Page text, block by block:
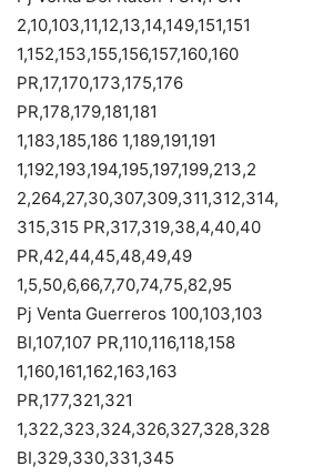
2,10,103,11,12,13,14,149,151,151
1,152,153,155,156,157,160,160
PR,17,170,173,175,176
PR,178,179,181,181
1,183,185,186 1,189,191,191
1,192,193,194,195,197,199,213,2
2,264,27,30,307,309,311,312,314,
315,315 PR,317,319,38,4,40,40
PR,42,44,45,48,49,49
1,5,50,6,66,7,70,74,75,82,95
Pj Venta Guerreros 100,103,103
BI,107,107 PR,110,116,118,158
1,160,161,162,163,163
PR,177,321,321
1,322,323,324,326,327,328,328
BI,329,330,331,345